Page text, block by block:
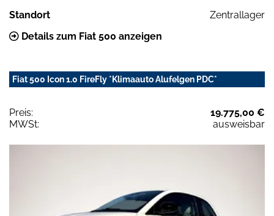
Standort
Zentrallager
Details zum Fiat 500 anzeigen
Fiat 500 Icon 1.0 FireFly *Klimaauto Alufelgen PDC*
Preis:
19.775,00 €
MWSt:
ausweisbar